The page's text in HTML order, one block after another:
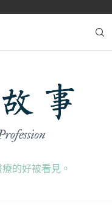
的好被看見。